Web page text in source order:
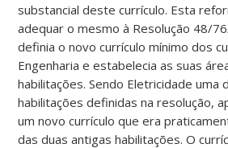
substancial deste currículo. Esta
adequar o mesmo à Resolução 48/
definia o novo currículo mínimo dos
Engenharia e estabelecia as suas
habilitações. Sendo Eletricidade uma
habilitações definidas na resolução,
um novo currículo que era
das duas antigas habilitações. O